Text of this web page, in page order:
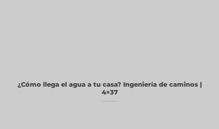
¿Cómo llega el agua a tu casa? Ingeniería de caminos |
4×37